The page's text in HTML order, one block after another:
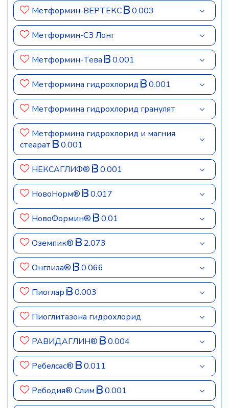
Метформин-ВЕРТЕКС 0.003
Метформин-СЗ Лонг
Метформин-Тева 0.001
Метформина гидрохлорид 0.001
Метформина гидрохлорид гранулят
Метформина гидрохлорид и магния
стеарат
0.001
НЕКСАГЛИФ® 0.001
НовоНорм® 0.017
НовоФормин® 0.01
Оземпик® 2.073
Онглиза® 0.066
Пиоглар 0.003
Пиоглитазона гидрохлорид
РАВИДАГЛИН® 0.004
Ребелсас® 0.011
Ребодия® Слим 0.001